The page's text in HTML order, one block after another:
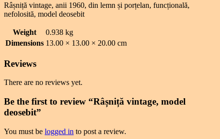
Râșniță vintage, anii 1960, din lemn și porțelan, funcțională,
nefolosită, model deosebit
Weight
0.938 kg
Dimensions 13.00 × 13.00 × 20.00 cm
Reviews
There are no reviews yet.
Be the first to review “Râșniță vintage, model
deosebit”
You must be logged in to post a review.